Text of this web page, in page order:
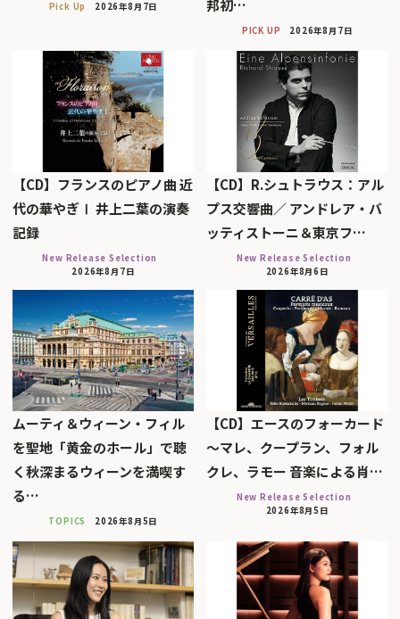
Pick Up 2026年8月7日 邦初…
PICK UP 2026年8月7日
【CD】フランスのピアノ曲 近
代の華やぎⅠ 井上二葉の演奏
記録
New Release Selection
2026年8月7日
【CD】R.シュトラウス：アル
プス交響曲／ アンドレア・バ
ッティストーニ＆東京フ…
New Release Selection
2026年8月6日
ムーティ＆ウィーン・フィル
を聖地「黄金のホール」で聴
く秋深まるウィーンを満喫す
る…
TOPICS 2026年8月5日
【CD】エースのフォーカード
～マレ、クープラン、フォル
クレ、ラモー 音楽による肖…
New Release Selection
2026年8月5日